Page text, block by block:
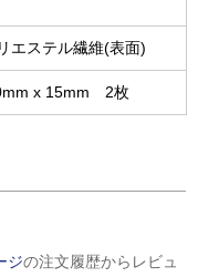
エステル繊維(表面)
x 15mm 2枚
ジの注文履歴からレビュ